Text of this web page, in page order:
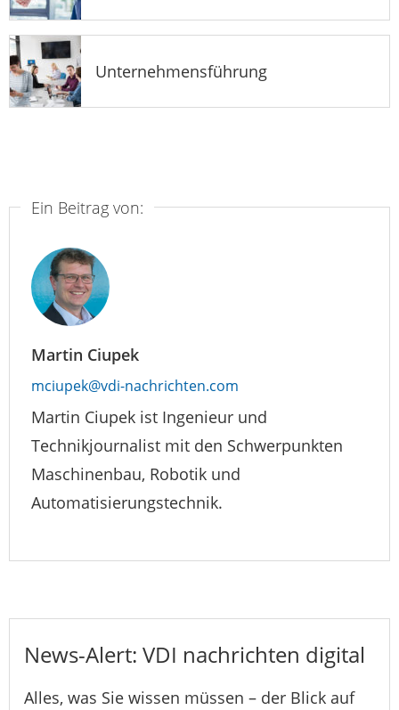
Unternehmensführung
Ein Beitrag von:
Martin Ciupek
mciupek@vdi-nachrichten.com
Martin Ciupek ist Ingenieur und
Technikjournalist mit den Schwerpunkten
Maschinenbau, Robotik und
Automatisierungstechnik.
News-Alert: VDI nachrichten digital
Alles, was Sie wissen müssen – der Blick auf